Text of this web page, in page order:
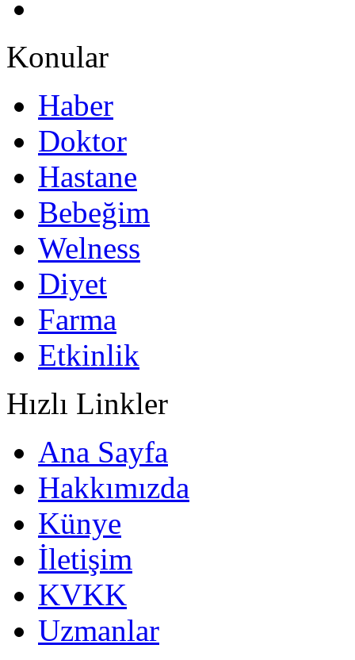
Konular
Haber
Doktor
Hastane
Bebeğim
Welness
Diyet
Farma
Etkinlik
Hızlı Linkler
Ana Sayfa
Hakkımızda
Künye
İletişim
KVKK
Uzmanlar